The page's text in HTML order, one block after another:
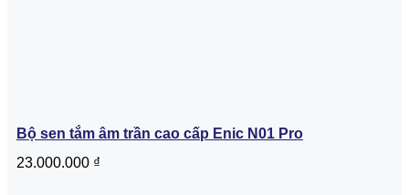
Bộ sen tắm âm trần cao cấp Enic N01 Pro
23.000.000 ₫